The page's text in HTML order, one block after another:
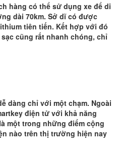
hàng có thể sử dụng xe để di
dài 70km. Sở dĩ có được
tiên tiến. Kết hợp với đó
cũng rất nhanh chóng, chỉ
dàng chỉ với một chạm. Ngoài
điện tử với khả năng
một trong những điểm cộng
nào trên thị trường hiện nay